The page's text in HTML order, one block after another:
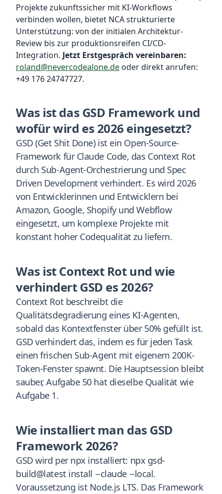
Projekte zukunftssicher mit KI-Workflows
verbinden wollen, bietet NCA strukturierte
Unterstützung: von der initialen Architektur-
Review bis zur produktionsreifen CI/CD-
Integration. Jetzt Erstgespräch vereinbaren:
roland@nevercodealone.de oder direkt anrufen:
+49 176 24747727.
Was ist das GSD Framework und
wofür wird es 2026 eingesetzt?
GSD (Get Shit Done) ist ein Open-Source-
Framework für Claude Code, das Context Rot
durch Sub-Agent-Orchestrierung und Spec
Driven Development verhindert. Es wird 2026
von Entwicklerinnen und Entwicklern bei
Amazon, Google, Shopify und Webflow
eingesetzt, um komplexe Projekte mit
konstant hoher Codequalität zu liefern.
Was ist Context Rot und wie
verhindert GSD es 2026?
Context Rot beschreibt die
Qualitätsdegradierung eines KI-Agenten,
sobald das Kontextfenster über 50% gefüllt ist.
GSD verhindert das, indem es für jeden Task
einen frischen Sub-Agent mit eigenem 200K-
Token-Fenster spawnt. Die Hauptsession bleibt
sauber, Aufgabe 50 hat dieselbe Qualität wie
Aufgabe 1.
Wie installiert man das GSD
Framework 2026?
GSD wird per npx installiert: npx gsd-
build@latest install --claude --local.
Voraussetzung ist Node.js LTS. Das Framework